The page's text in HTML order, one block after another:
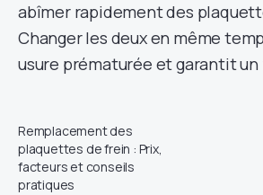
abîmer rapidement des
Changer les deux en même
usure prématurée et garantit un
Remplacement des
plaquettes de frein : Prix,
facteurs et conseils
pratiques